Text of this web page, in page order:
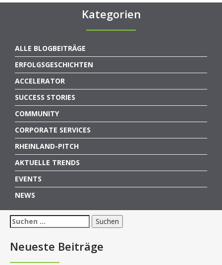
Kategorien
ALLE BLOGBEITRÄGE
ERFOLGSGESCHICHTEN
ACCELERATOR
SUCCESS STORIES
COMMUNITY
CORPORATE SERVICES
RHEINLAND-PITCH
AKTUELLE TRENDS
EVENTS
NEWS
Suchen
nach:
Neueste Beiträge